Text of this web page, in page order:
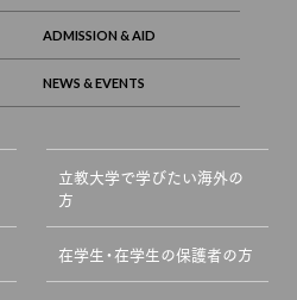
立教大学で学びたい海外の
方
在学生・在学生の保護者の方